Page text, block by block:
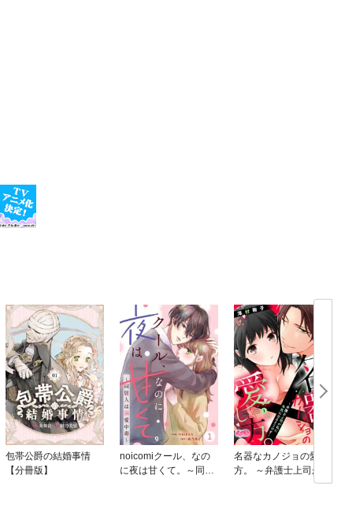
包帯公爵の結婚事情
【分冊版】
noicomiクール、なの
に夜は甘くて。～同居
名器なカノジョの愛し
方。 ～弁護士上司が私
に本気になるそうです